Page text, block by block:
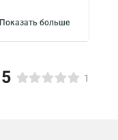
Показать больше
5 1